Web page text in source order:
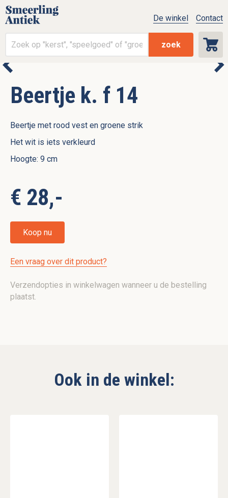
zoek
De winkel Contact
Beertje k. f 14
Beertje met rood vest en groene strik
Het wit is iets verkleurd
Hoogte: 9 cm
€ 28,-
Koop nu
Een vraag over dit product?
Verzendopties in winkelwagen wanneer u de bestelling
plaatst.
Ook in de winkel: